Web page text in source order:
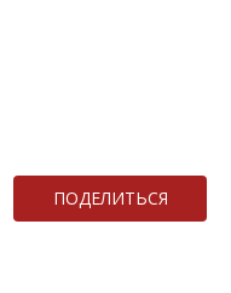
ПОДЕЛИТЬСЯ